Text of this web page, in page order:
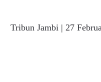
Next
Tribun Jambi | 27